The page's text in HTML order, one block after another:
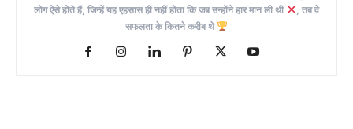
लोग ऐसे होते हैं, जिन्हें यह एहसास ही नहीं होता कि जब उन्होंने हार मान ली थी
, तब वे
सफलता के कितने करीब थे